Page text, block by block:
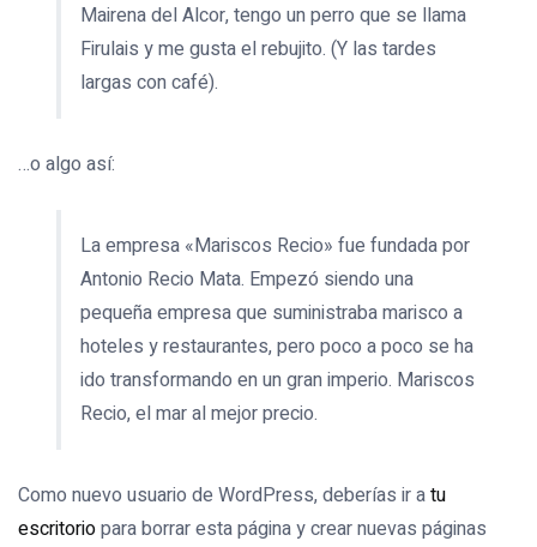
Mairena del Alcor, tengo un perro que se llama
Firulais y me gusta el rebujito. (Y las tardes
largas con café).
…o algo así:
La empresa «Mariscos Recio» fue fundada por
Antonio Recio Mata. Empezó siendo una
pequeña empresa que suministraba marisco a
hoteles y restaurantes, pero poco a poco se ha
ido transformando en un gran imperio. Mariscos
Recio, el mar al mejor precio.
Como nuevo usuario de WordPress, deberías ir atu
escritoriopara borrar esta página y crear nuevas páginas